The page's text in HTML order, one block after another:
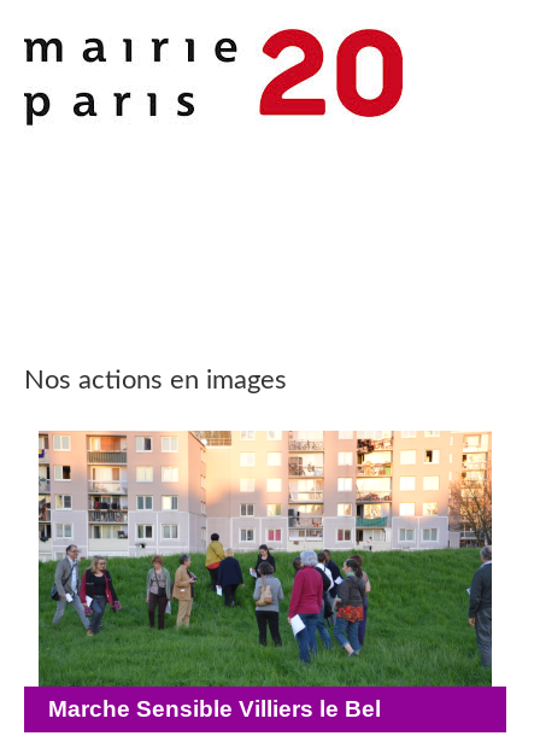
Nos actions en images
Marche Sensible Villiers le Bel